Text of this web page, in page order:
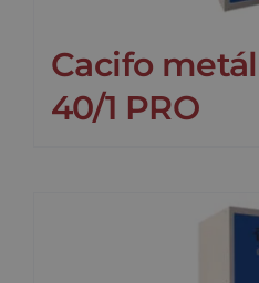
Cacifo
40/1 PRO